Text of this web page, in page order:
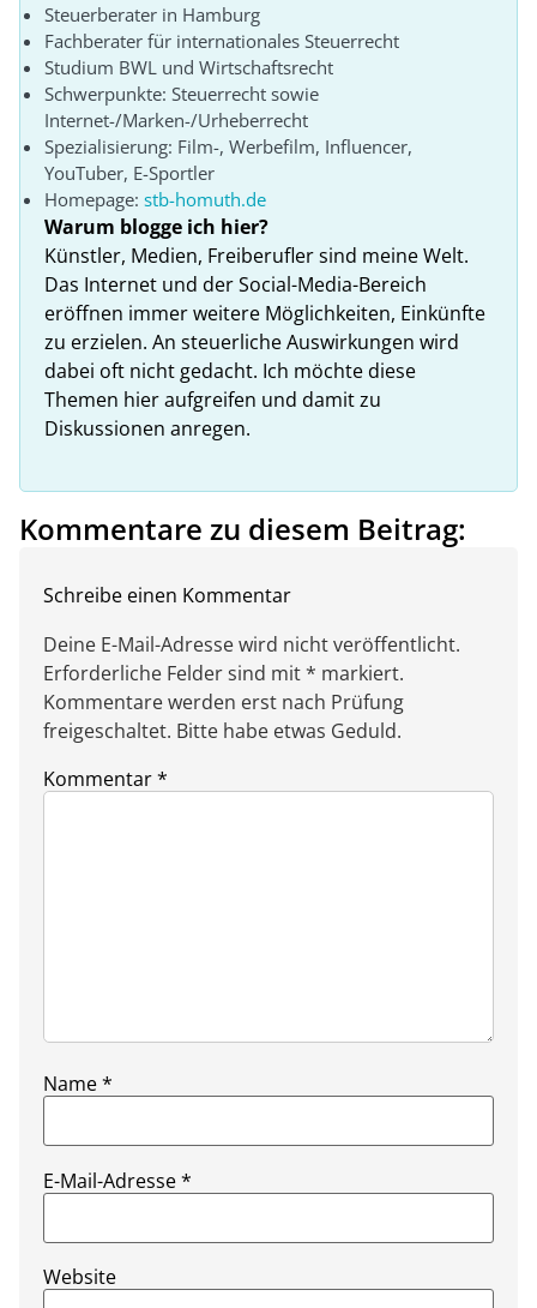
Steuerberater in Hamburg
Fachberater für internationales Steuerrecht
Studium BWL und Wirtschaftsrecht
Schwerpunkte: Steuerrecht sowie
Internet-/Marken-/Urheberrecht
Spezialisierung: Film-, Werbefilm, Influencer,
YouTuber, E-Sportler
Homepage: stb-homuth.de
Warum blogge ich hier?
Künstler, Medien, Freiberufler sind meine Welt.
Das Internet und der Social-Media-Bereich
eröffnen immer weitere Möglichkeiten, Einkünfte
zu erzielen. An steuerliche Auswirkungen wird
dabei oft nicht gedacht. Ich möchte diese
Themen hier aufgreifen und damit zu
Diskussionen anregen.
Kommentare zu diesem Beitrag:
Schreibe einen Kommentar
Deine E-Mail-Adresse wird nicht veröffentlicht.
Erforderliche Felder sind mit * markiert.
Kommentare werden erst nach Prüfung
freigeschaltet. Bitte habe etwas Geduld.
Kommentar*
Name*
E-Mail-Adresse*
Website